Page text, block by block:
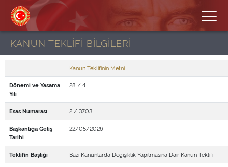
KANUN TEKLİFİ BİLGİLERİ
Kanun Teklifinin Metni
Dönemi ve Yasama
Yılı
28 / 4
Esas Numarası 2 / 3703
Başkanlığa Geliş
Tarihi
22/05/2026
Teklifin Başlığı Bazı Kanunlarda Değişiklik Yapılmasına Dair Kanun Teklifi